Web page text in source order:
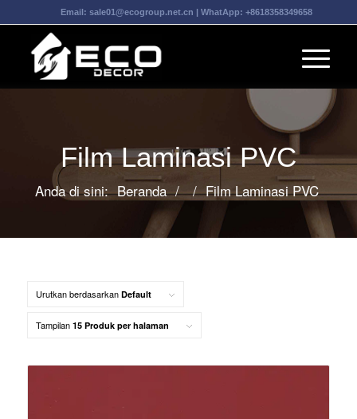
Email: sale01@ecogroup.net.cn | WhatApp: +8618358349658
Film Laminasi PVC
Anda di sini: Beranda / / Film Laminasi PVC
Urutkan berdasarkan Default
Tampilan 15 Produk per halaman